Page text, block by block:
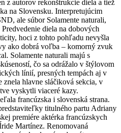
z autorov rekonštrukcie diela a tiež
na Slovensku. Interpretujúcim
ale súbor Solamente naturali,
diela na dobových
hoci z tohto pohľadu nevyšla
ako dobrá voľba – komorný zvuk
Solamente naturali majú s
čo sa odrážalo v štýlovom
línií, presných tempách aj v
hlavne sláčiková sekcia, v
vyskytli viaceré kazy.
francúzska i slovenská strana.
titulného partu Adriany
premiére aktérka francúzskych
Martínez. Renomovaná